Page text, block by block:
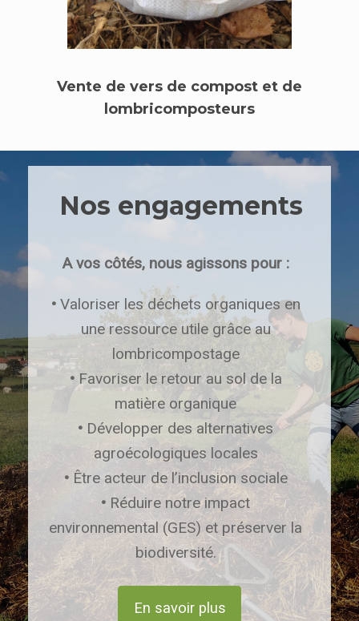
Vente de vers de compost et de
lombricomposteurs
Nos engagements
A vos côtés, nous agissons pour :
• Valoriser les déchets organiques en
une ressource utile grâce au
lombricompostage
• Favoriser le retour au sol de la
matière organique
• Développer des alternatives
agroécologiques locales
• Être acteur de l’inclusion sociale
• Réduire notre impact
environnemental (GES) et préserver la
biodiversité.
En savoir plus